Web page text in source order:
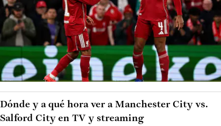
Dónde y a qué hora ver a Manchester City vs.
Salford City en TV y streaming